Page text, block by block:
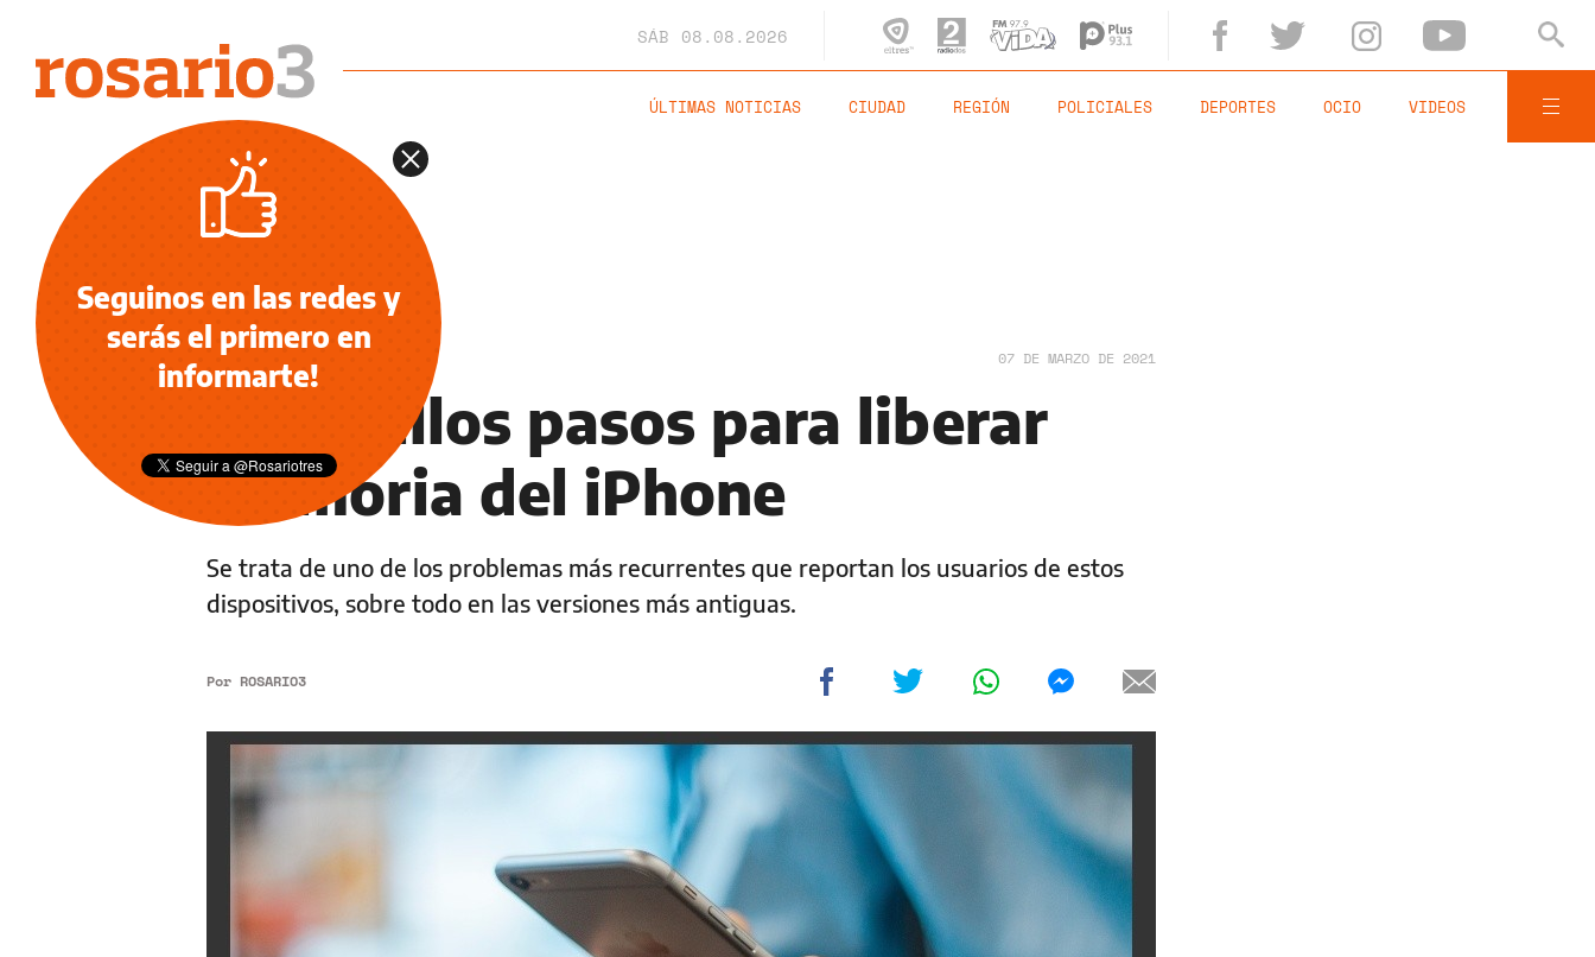
SÁB 08.08.2026
ÚLTIMAS NOTICIAS CIUDAD REGIÓN POLICIALES DEPORTES OCIO VIDEOS
TECNO 07 DE MARZO DE 2021
4 sencillos pasos para liberar
memoria del iPhone
Se trata de uno de los problemas más recurrentes que reportan los usuarios de estos
dispositivos, sobre todo en las versiones más antiguas.
Por ROSARIO3
Seguinos en las redes y
serás el primero en
informarte!